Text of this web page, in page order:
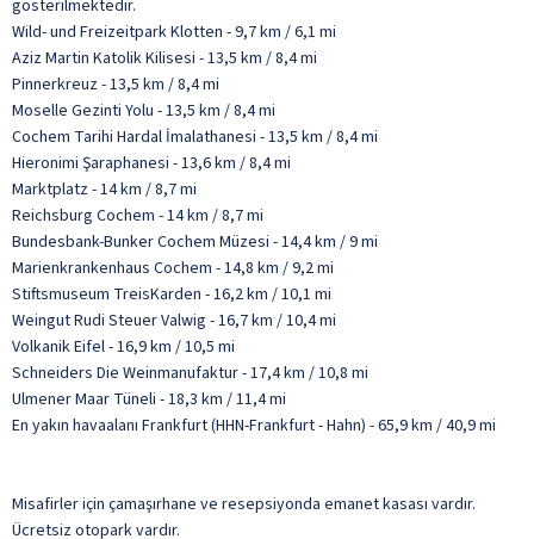
gösterilmektedir.
Wild- und Freizeitpark Klotten - 9,7 km / 6,1 mi
Aziz Martin Katolik Kilisesi - 13,5 km / 8,4 mi
Pinnerkreuz - 13,5 km / 8,4 mi
Moselle Gezinti Yolu - 13,5 km / 8,4 mi
Cochem Tarihi Hardal İmalathanesi - 13,5 km / 8,4 mi
Hieronimi Şaraphanesi - 13,6 km / 8,4 mi
Marktplatz - 14 km / 8,7 mi
Reichsburg Cochem - 14 km / 8,7 mi
Bundesbank-Bunker Cochem Müzesi - 14,4 km / 9 mi
Marienkrankenhaus Cochem - 14,8 km / 9,2 mi
Stiftsmuseum TreisKarden - 16,2 km / 10,1 mi
Weingut Rudi Steuer Valwig - 16,7 km / 10,4 mi
Volkanik Eifel - 16,9 km / 10,5 mi
Schneiders Die Weinmanufaktur - 17,4 km / 10,8 mi
Ulmener Maar Tüneli - 18,3 km / 11,4 mi
En yakın havaalanı Frankfurt (HHN-Frankfurt - Hahn) - 65,9 km / 40,9 mi
Misafirler için çamaşırhane ve resepsiyonda emanet kasası vardır.
Ücretsiz otopark vardır.